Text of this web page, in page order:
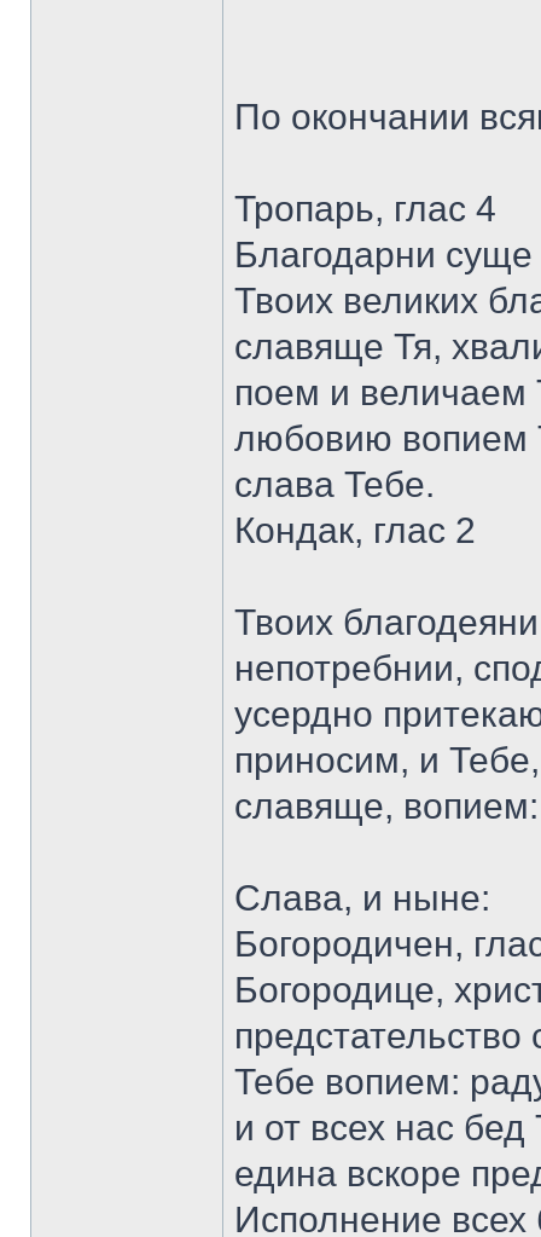
По окончании
Тропарь, глас 4
Благодарни
Твоих великих
славяще Тя,
поем и величаем
любовию вопием
слава Тебе.
Кондак, глас 2
Твоих
непотребнии,
усердно
приносим, и
славяще,
Слава, и ныне:
Богородичен,
Богородице,
Тебе вопием:
и от всех нас
едина вскоре
Исполнение